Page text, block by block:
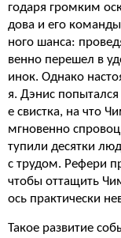
годаря громким
дова и его
ного шанса:
венно перешел в
инок. Однако
я. Дэнис
е свистка, на что
мгновенно
тупили десятки
с трудом. Рефери
чтобы оттащить
ось практически
Такое развитие